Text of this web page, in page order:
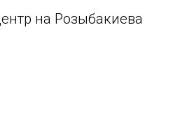
на Розыбакиева